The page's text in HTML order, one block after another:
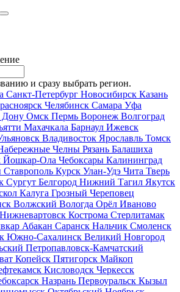
и сразу выбрать регион.
Санкт-Петербург Новосибирск Казань
Челябинск Самара Уфа
Дону Омск Пермь Воронеж Волгоград
Махачкала Барнаул Ижевск
Владивосток Ярославль Томск
Челны Рязань Балашиха
Йошкар-Ола Чебоксары Калининград
Ставрополь Курск Улан-Удэ Чита Тверь
Сургут Белгород Нижний Тагил Якутск
Калуга Грозный Череповец
Волжский Вологда Орёл Иваново
Нижневартовск Кострома Стерлитамак
Абакан Саранск Нальчик Смоленск
Южно-Сахалинск Великий Новгород
Петропавловск-Камчатский
Копейск Пятигорск Майкоп
Кисловодск Черкесск
Назрань Первоуральск Кызыл